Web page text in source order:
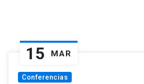
15 MAR
Conferencias